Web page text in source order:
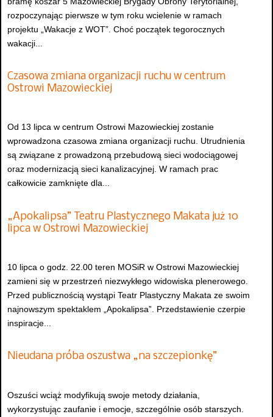
rozpoczynając pierwsze w tym roku wcielenie w ramach
projektu „Wakacje z WOT”. Choć początek tegorocznych
wakacji...
Czasowa zmiana organizacji ruchu w centrum
Ostrowi Mazowieckiej
Od 13 lipca w centrum Ostrowi Mazowieckiej zostanie
wprowadzona czasowa zmiana organizacji ruchu. Utrudnienia
są związane z prowadzoną przebudową sieci wodociągowej
oraz modernizacją sieci kanalizacyjnej. W ramach prac
całkowicie zamknięte dla...
„Apokalipsa” Teatru Plastycznego Makata już 10
lipca w Ostrowi Mazowieckiej
10 lipca o godz. 22.00 teren MOSiR w Ostrowi Mazowieckiej
zamieni się w przestrzeń niezwykłego widowiska plenerowego.
Przed publicznością wystąpi Teatr Plastyczny Makata ze swoim
najnowszym spektaklem „Apokalipsa”. Przedstawienie czerpie
inspiracje...
Nieudana próba oszustwa „na szczepionkę”
Oszuści wciąż modyfikują swoje metody działania,
wykorzystując zaufanie i emocje, szczególnie osób starszych.